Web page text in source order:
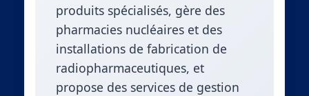
produits spécialisés, gère des
pharmacies nucléaires et des
installations de fabrication de
radiopharmaceutiques, et
propose des services de gestion